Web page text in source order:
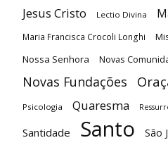
Jesus Cristo Lectio Divina
Maria Francisca Crocoli Longhi
Nossa Senhora Novas
Novas Fundações
Psicologia Quaresma
Santidade Santo São